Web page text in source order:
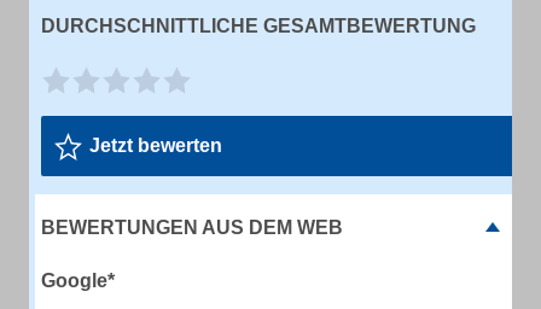
DURCHSCHNITTLICHE GESAMTBEWERTUNG
Jetzt bewerten
BEWERTUNGEN AUS DEM WEB
Google*